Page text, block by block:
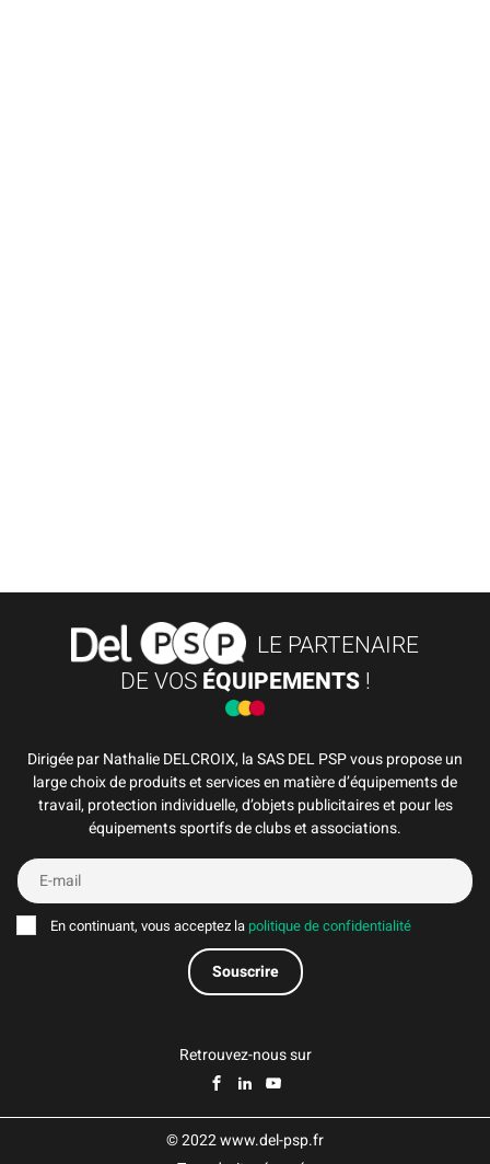
LE PARTENAIRE
DE VOSÉQUIPEMENTS!
Dirigée par Nathalie DELCROIX, la SAS DEL PSP vous propose un
large choix de produits et services en matière d’équipements de
travail, protection individuelle, d’objets publicitaires et pour les
équipements sportifs de clubs et associations.
En continuant, vous acceptez la politique de confidentialité
Retrouvez-nous sur
© 2022 www.del-psp.fr